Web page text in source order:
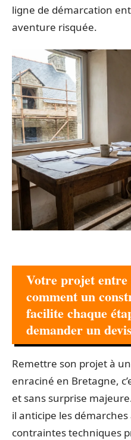
ligne de démarcation
aventure risquée.
Votre projet entre
comment un
facilite chaque
demander un
Remettre son projet à un
enraciné en Bretagne,
et sans surprise
il anticipe les
contraintes techniques